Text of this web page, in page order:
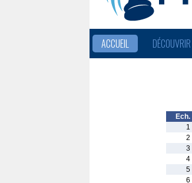
ACCUEIL DÉCOUVRIR
Ech.
1
2
3
4
5
6